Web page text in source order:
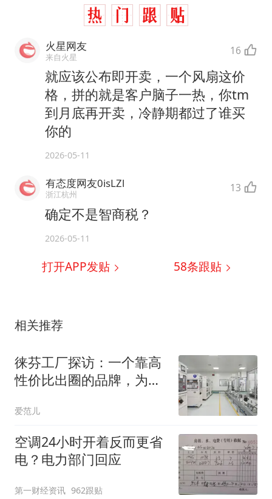
火星网友
来自火星 16
就应该公布即开卖，一个风扇这价
格，拼的就是客户脑子一热，你tm
到月底再开卖，冷静期都过了谁买
你的
2026-05-11
有态度网友0isLZl
浙江杭州 13
确定不是智商税？
2026-05-11
打开APP发贴 58条跟贴
相关推荐
徕芬工厂探访：一个靠高
性价比出圈的品牌，为什
爱范儿
空调24小时开着反而更省
电？电力部门回应
第一财经资讯 962跟贴